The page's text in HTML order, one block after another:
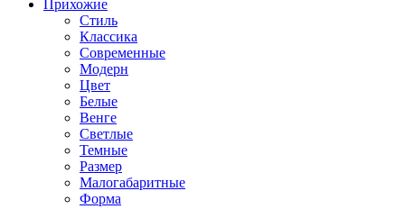
Прихожие
Стиль
Классика
Современные
Модерн
Цвет
Белые
Венге
Светлые
Темные
Размер
Малогабаритные
Форма